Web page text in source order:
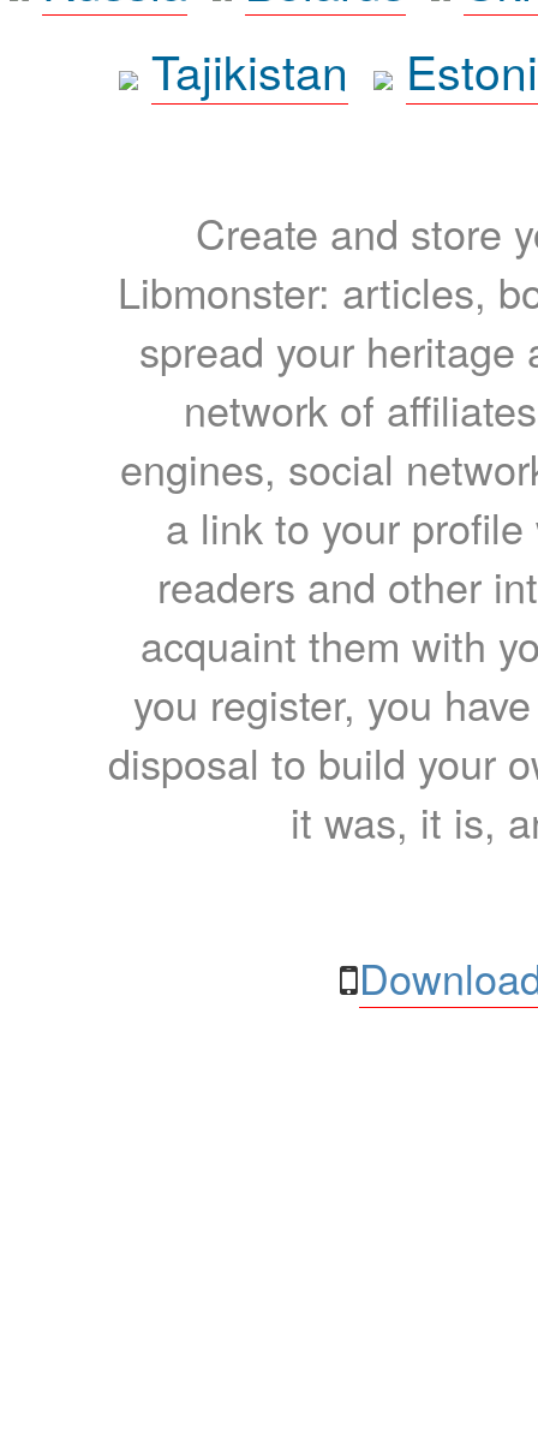
Tajikistan
Create and store
Libmonster: articles,
spread your heritage
network of
engines, social
a link to your
readers and other
acquaint them with
you register, you
disposal to build your
it was, it is,